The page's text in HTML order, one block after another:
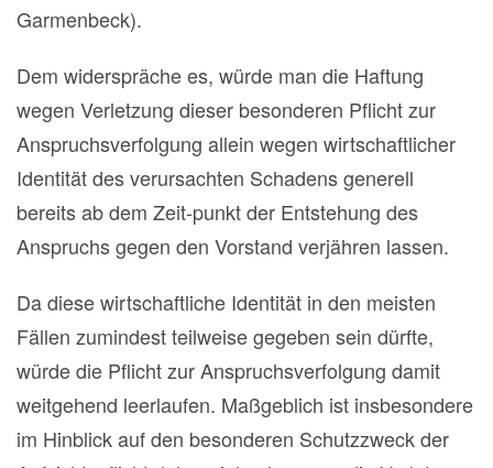
Garmenbeck).
Dem widerspräche es, würde man die Haftung
wegen Verletzung dieser besonderen Pflicht zur
Anspruchsverfolgung allein wegen wirtschaftlicher
Identität des verursachten Schadens generell
bereits ab dem Zeit-punkt der Entstehung des
Anspruchs gegen den Vorstand verjähren lassen.
Da diese wirtschaftliche Identität in den meisten
Fällen zumindest teilweise gegeben sein dürfte,
würde die Pflicht zur Anspruchsverfolgung damit
weitgehend leerlaufen. Maßgeblich ist insbesondere
im Hinblick auf den besonderen Schutzzweck der